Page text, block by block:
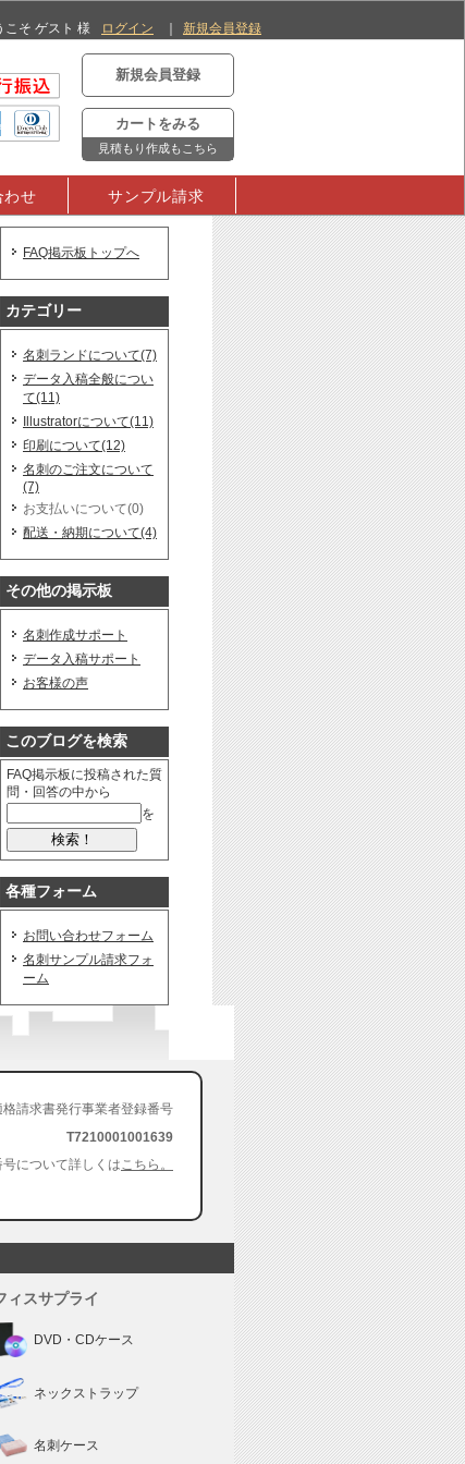
こそ ゲスト 様 ログイン 新規会員登録
新規会員登録
カートをみる
見積もり作成もこちら
わせ サンプル請求
FAQ掲示板トップへ
カテゴリー
名刺ランドについて(7)
データ入稿全般につい
て(11)
Illustratorについて(11)
印刷について(12)
名刺のご注文について
(7)
お支払いについて(0)
配送・納期について(4)
その他の掲示板
名刺作成サポート
データ入稿サポート
お客様の声
このブログを検索
FAQ掲示板に投稿された質
問・回答の中から
を
各種フォーム
お問い合わせフォーム
名刺サンプル請求フォ
ーム
格請求書発行事業者登録番号
T7210001001639
について詳しくはこちら。
ィスサプライ
DVD・CDケース
ネックストラップ
名刺ケース